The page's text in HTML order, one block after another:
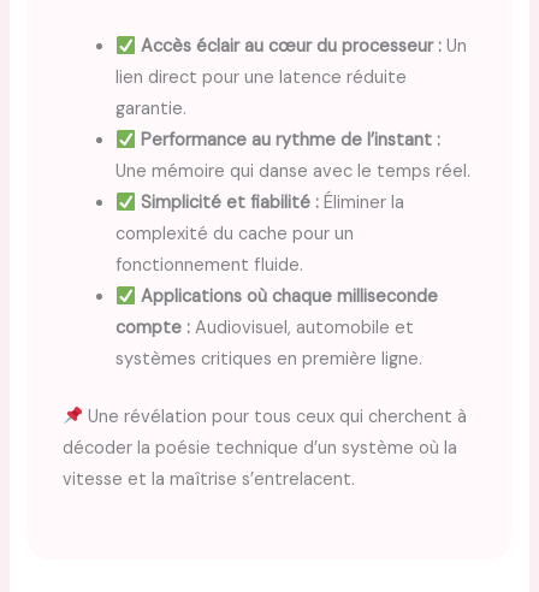
Accès éclair au cœur du processeur :Un
lien direct pour une latence réduite
garantie.
Performance au rythme de l’instant :
Une mémoire qui danse avec le temps réel.
Simplicité et fiabilité :Éliminer la
complexité du cache pour un
fonctionnement fluide.
Applications où chaque milliseconde
compte : Audiovisuel, automobile et
systèmes critiques en première ligne.
Une révélation pour tous ceux qui cherchent à
décoder la poésie technique d’un système où la
vitesse et la maîtrise s’entrelacent.